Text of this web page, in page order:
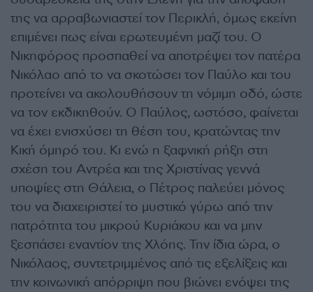
της να αρραβωνιαστεί τον Περικλή, όμως εκείνη
επιμένει πως είναι ερωτευμένη μαζί του. Ο
Νικηφόρος προσπαθεί να αποτρέψει τον πατέρα
Νικόλαο από το να σκοτώσει τον Παύλο και του
προτείνει να ακολουθήσουν τη νόμιμη οδό, ώστε
να τον εκδικηθούν. Ο Παύλος, ωστόσο, φαίνεται
να έχει ενισχύσει τη θέση του, κρατώντας την
Κική όμηρό του. Κι ενώ η ξαφνική ρήξη στη
σχέση του Αντρέα και της Χριστίνας γεννά
υποψίες στη Θάλεια, ο Πέτρος παλεύει μόνος
του να διαχειριστεί το μυστικό γύρω από την
πατρότητα του μικρού Κυριάκου και να μην
ξεσπάσει εναντίον της Χλόης. Την ίδια ώρα, ο
Νικόλαος, συντετριμμένος από τις εξελίξεις και
την κοινωνική απόρριψη που βιώνει ενόψει της